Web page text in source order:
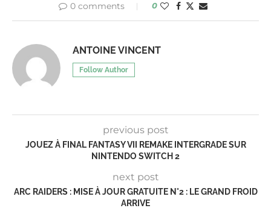
0 comments 0
ANTOINE VINCENT
Follow Author
previous post
JOUEZ À FINAL FANTASY VII REMAKE INTERGRADE SUR
NINTENDO SWITCH 2
next post
ARC RAIDERS : MISE À JOUR GRATUITE N°2 : LE GRAND FROID
ARRIVE